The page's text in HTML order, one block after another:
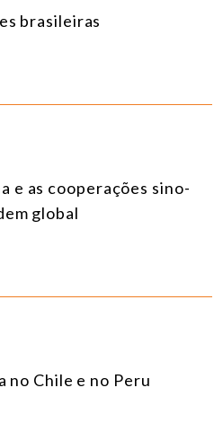
brasileiras
e as cooperações sino-
global
no Chile e no Peru